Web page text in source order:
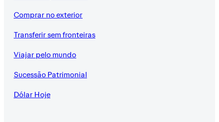
Comprar no exterior
Transferir sem fronteiras
Viajar pelo mundo
Sucessão Patrimonial
Dólar Hoje